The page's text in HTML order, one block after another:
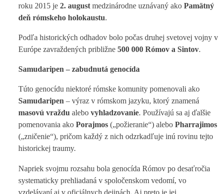
roku 2015 je 2. augustmedzinárodne uznávaný ako Pamätný
deň rómskeho holokaustu.
Podľa historických odhadov bolo počas druhej svetovej vojny v
Európe zavraždených približne 500 000 Rómov a Sintov.
Samudaripen – zabudnutá genocída
Túto genocídu niektoré rómske komunity pomenovali ako
Samudaripen– výraz v rómskom jazyku, ktorý znamená
masovú vraždualebo vyhladzovanie. Používajú sa aj ďalšie
pomenovania ako Porajmos(„požieranie“) alebo Pharrajimos
(„zničenie“), pričom každý z nich odzrkadľuje inú rovinu tejto
historickej traumy.
Napriek svojmu rozsahu bola genocída Rómov po desaťročia
systematicky prehliadaná v spoločenskom vedomí, vo